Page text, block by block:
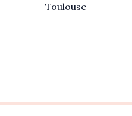
Toulouse